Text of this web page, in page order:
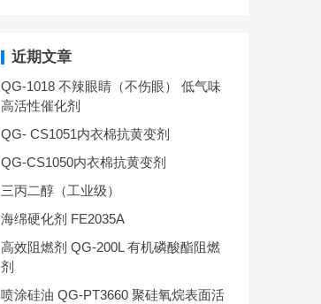
近期文章
QG-1018 不辣眼睛（不伤眼） 低气味
高活性催化剂
QG- CS1051内衣棉抗黄变剂
QG-CS1050内衣棉抗黄变剂
三丙二醇（工业级）
海绵硬化剂 FE2035A
高效阻燃剂 QG-200L 有机磷酸酯阻燃
剂
喷涂硅油 QG-PT3660 聚硅氧烷表面活